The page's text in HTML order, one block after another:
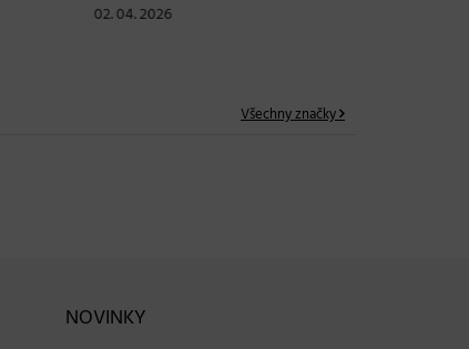
02. 04. 2026
Všechny značky
NOVINKY